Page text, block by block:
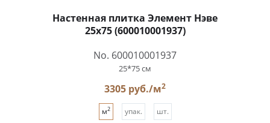
Настенная плитка Элемент Нэве
25x75 (600010001937)
No. 600010001937
25*75 см
3305 руб./м2
м2 упак. шт.